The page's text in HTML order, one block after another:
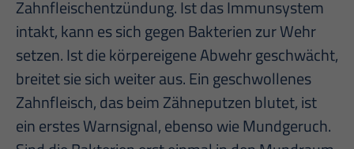
Zahnfleischentzündung. Ist das Immunsystem
intakt, kann es sich gegen Bakterien zur Wehr
setzen. Ist die körpereigene Abwehr geschwächt,
breitet sie sich weiter aus. Ein geschwollenes
Zahnfleisch, das beim Zähneputzen blutet, ist
ein erstes Warnsignal, ebenso wie Mundgeruch.